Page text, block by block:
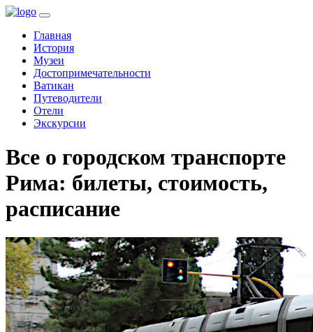
Главная(current)
История
Музеи
Достопримечательности
Ватикан
Путеводители
Отели
Экскурсии
Все о городском транспорте
Рима: билеты, стоимость,
расписание